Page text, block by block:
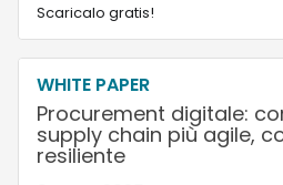
Scaricalo gratis!
WHITE PAPER
Procurement digitale:
supply chain più agile,
resiliente